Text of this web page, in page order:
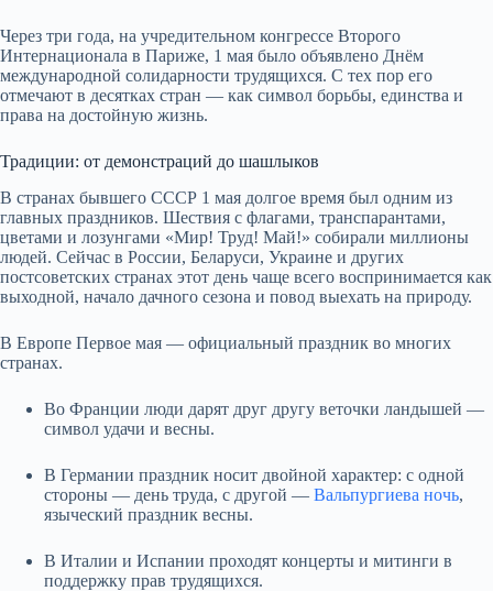
Через три года, на учредительном конгрессе Второго
Интернационала в Париже, 1 мая было объявлено Днём
международной солидарности трудящихся. С тех пор его
отмечают в десятках стран — как символ борьбы, единства и
права на достойную жизнь.
Традиции: от демонстраций до шашлыков
В странах бывшего СССР 1 мая долгое время был одним из
главных праздников. Шествия с флагами, транспарантами,
цветами и лозунгами «Мир! Труд! Май!» собирали миллионы
людей. Сейчас в России, Беларуси, Украине и других
постсоветских странах этот день чаще всего воспринимается как
выходной, начало дачного сезона и повод выехать на природу.
В Европе Первое мая — официальный праздник во многих
странах.
Во Франции люди дарят друг другу веточки ландышей —
символ удачи и весны.
В Германии праздник носит двойной характер: с одной
стороны — день труда, с другой — Вальпургиева ночь,
языческий праздник весны.
В Италии и Испании проходят концерты и митинги в
поддержку прав трудящихся.